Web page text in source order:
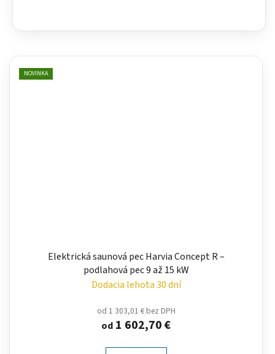
NOVINKA
Elektrická saunová pec Harvia Concept R –
podlahová pec 9 až 15 kW
Dodacia lehota 30 dní
od 1 303,01 € bez DPH
od 1 602,70 €